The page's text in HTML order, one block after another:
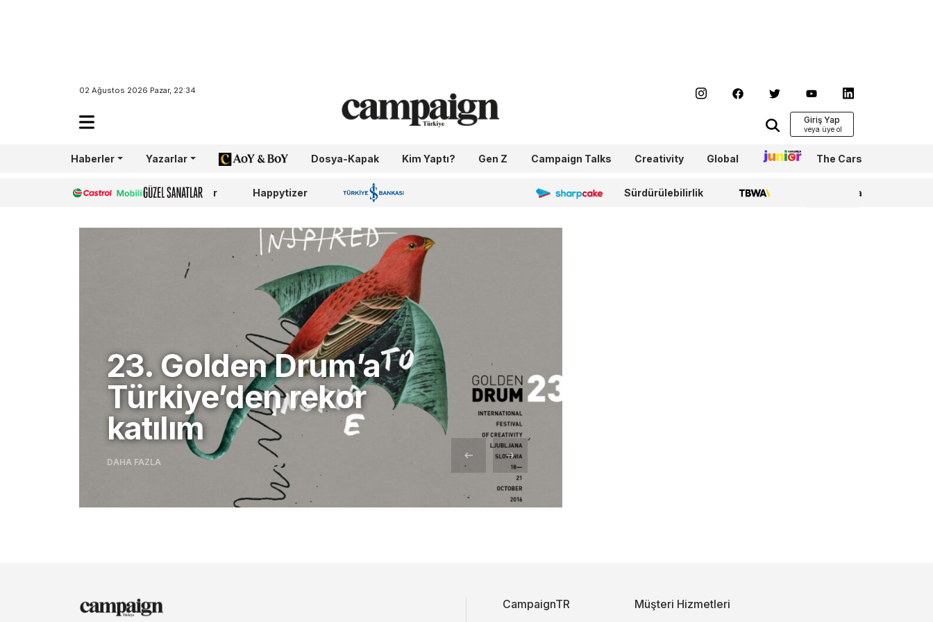
02 Ağustos 2026 Pazar, 22:34
Giriş Yap
Haberler Yazarlar AoY/BoY Dosya-Kapak Kim Yaptı? Gen Z Campaign Talks Creativity Global Junior The Cars
Castrol Güzel Sanatlar Happytizer İş Bankası 100.Yıl Sharpcake Sürdürülebilirlik TBWA WPP Media
23. Golden Drum’a
Türkiye’den rekor
katılım
DAHA FAZLA
CampaignTR Müşteri Hizmetleri